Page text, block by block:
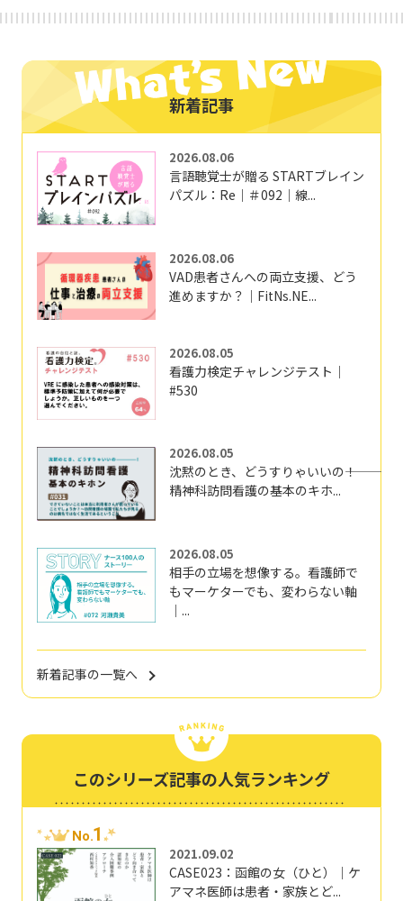
新着記事
2026.08.06
言語聴覚士が贈る STARTブレイン
パズル：Re｜＃092｜線...
2026.08.06
VAD患者さんへの両立支援、どう
進めますか？｜FitNs.NE...
2026.08.05
看護力検定チャレンジテスト｜
#530
2026.08.05
沈黙のとき、どうすりゃいいの―――！
精神科訪問看護の基本のキホ...
2026.08.05
相手の立場を想像する。看護師で
もマーケターでも、変わらない軸
｜...
新着記事の一覧へ
このシリーズ記事の人気ランキング
No.1
2021.09.02
CASE023：函館の女（ひと）｜ケ
アマネ医師は患者・家族とど...